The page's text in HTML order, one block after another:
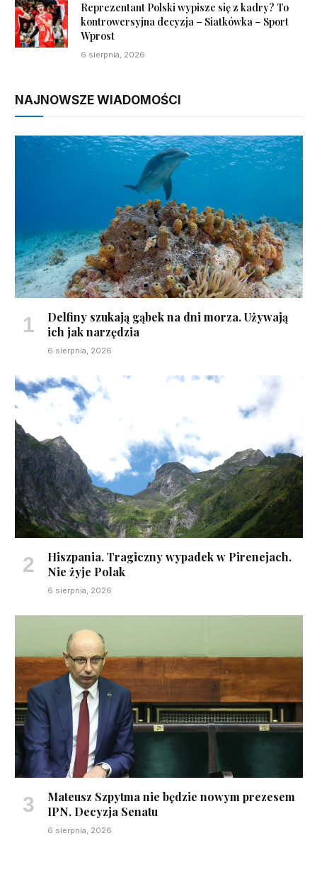
Reprezentant Polski wypisze się z kadry? To
kontrowersyjna decyzja – Siatkówka – Sport
Wprost
6 sierpnia, 2026
NAJNOWSZE WIADOMOŚCI
Delfiny szukają gąbek na dni morza. Używają
ich jak narzędzia
6 sierpnia, 2026
Hiszpania. Tragiczny wypadek w Pirenejach.
Nie żyje Polak
6 sierpnia, 2026
Mateusz Szpytma nie będzie nowym prezesem
IPN. Decyzja Senatu
6 sierpnia, 2026